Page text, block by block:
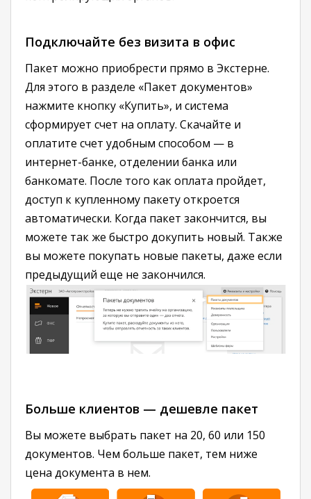
Подключайте без визита в офис
Пакет можно приобрести прямо в Экстерне.
Для этого в разделе «Пакет документов»
нажмите кнопку «Купить», и система
сформирует счет на оплату. Скачайте и
оплатите счет удобным способом — в
интернет-банке, отделении банка или
банкомате. После того как оплата пройдет,
доступ к купленному пакету откроется
автоматически. Когда пакет закончится, вы
можете так же быстро докупить новый. Также
вы можете покупать новые пакеты, даже если
предыдущий еще не закончился.
Больше клиентов — дешевле пакет
Вы можете выбрать пакет на 20, 60 или 150
документов. Чем больше пакет, тем ниже
цена документа в нем.